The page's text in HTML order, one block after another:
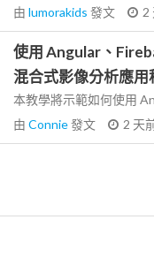
由 lumorakids 發文 2
使用 Angular、
混合式影像分析應用
本教學將示範如何使用
由 Connie發文 2 天